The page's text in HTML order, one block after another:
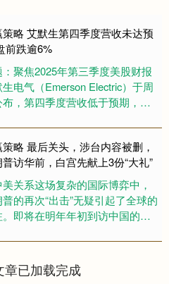
策略 艾默生第四季度营收未达预
前跌逾6%
聚焦2025年第三季度美股财报
电气（Emerson Electric）于周
布，第四季度营收低于预期，主
....
策略 最后关头，涉台内容被删，
访华前，白宫先献上3份“大礼”
关系这场复杂的国际博弈中，
的再次“出击”无疑引起了全球的
。即将在明年年初到访中国的他
他还没踏上北京的土地，白....
章已加载完成